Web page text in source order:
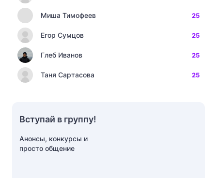
Миша Тимофеев 25
Егор Сумцов 25
Глеб Иванов 25
Таня Сартасова 25
Вступай в группу!
Анонсы, конкурсы и
просто общение